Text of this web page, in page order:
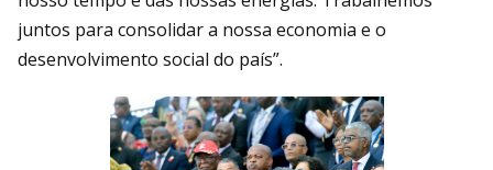
juntos para consolidar a nossa economia e o
desenvolvimento social do país”.